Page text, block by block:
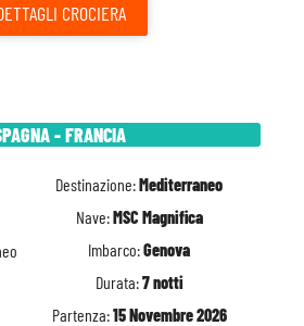
CROCIERA
- FRANCIA
Destinazione:Mediterraneo
Nave:MSC Magnifica
Imbarco:Genova
Durata:7 notti
Partenza:15 Novembre 2026